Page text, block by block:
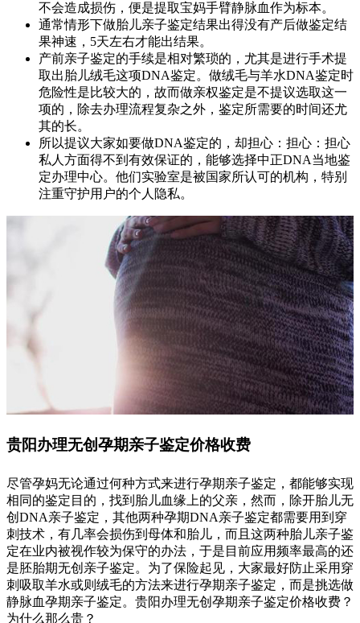
不会造成损伤，便是提取宝妈手臂静脉血作为标本。
通常情形下做胎儿亲子鉴定结果出得没有产后做鉴定结
果神速，5天左右才能出结果。
产前亲子鉴定的手续是相对繁琐的，尤其是进行手术提
取出胎儿绒毛这项DNA鉴定。做绒毛与羊水DNA鉴定时
危险性是比较大的，故而做亲权鉴定是不提议选取这一
项的，除去办理流程复杂之外，鉴定所需要的时间还尤
其的长。
所以提议大家如要做DNA鉴定的，却担心：担心：担心
私人方面得不到有效保证的，能够选择中正DNA当地鉴
定办理中心。他们实验室是被国家所认可的机构，特别
注重守护用户的个人隐私。
贵阳办理无创孕期亲子鉴定价格收费
尽管孕妈无论通过何种方式来进行孕期亲子鉴定，都能够实现
相同的鉴定目的，找到胎儿血缘上的父亲，然而，除开胎儿无
创DNA亲子鉴定，其他两种孕期DNA亲子鉴定都需要用到穿
刺技术，有几率会损伤到母体和胎儿，而且这两种胎儿亲子鉴
定在业内被视作较为保守的办法，于是目前应用频率最高的还
是胚胎期无创亲子鉴定。为了保险起见，大家最好防止采用穿
刺吸取羊水或则绒毛的方法来进行孕期亲子鉴定，而是挑选做
静脉血孕期亲子鉴定。贵阳办理无创孕期亲子鉴定价格收费？
为什么那么贵？